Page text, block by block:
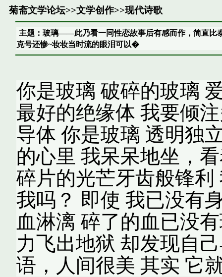
菊斋文学论坛>>文学创作>>现代诗歌
主题：玻璃——此乃看一同性恋故事后有感而作，简直比
克号还惨~妆妆当时流的眼泪可以�
你是玻璃 破碎的玻璃
最好的绝缘体 我要倾
导体 你是玻璃 透明独
的心里 我呆呆地坐，
碎片的光芒牙齿般锋
我吗？ 即使 我已没有
血淋漓 碎了的血已没
力飞出地狱 却发现自
语，人间很美 其实 它